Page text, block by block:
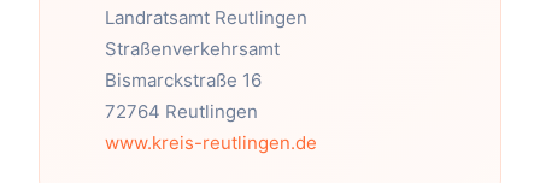
Landratsamt Reutlingen
Straßenverkehrsamt
Bismarckstraße 16
72764 Reutlingen
www.kreis-reutlingen.de